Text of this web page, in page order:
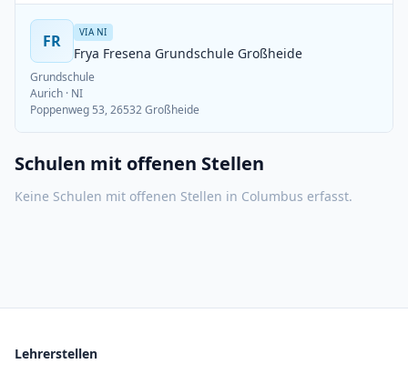
FR VIA NI
Frya Fresena Grundschule Großheide
Grundschule
Aurich · NI
Poppenweg 53, 26532 Großheide
Schulen mit offenen Stellen
Keine Schulen mit offenen Stellen in Columbus erfasst.
Lehrerstellen